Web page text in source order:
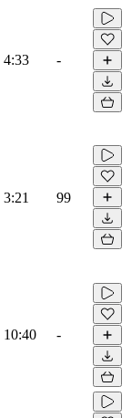
4:33 -
3:21 99
10:40 -